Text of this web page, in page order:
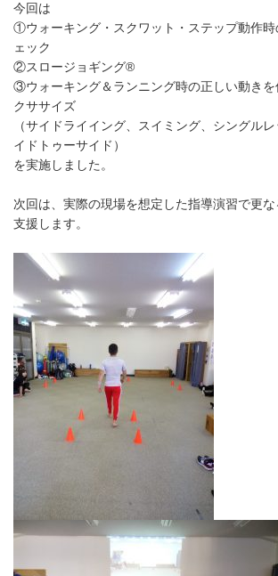
今回は
①ウォーキング・スクワット・ステップ動作時
ェック
②スロージョギング®
③ウォーキング＆ランニング時の正しい動きを
クササイズ
（サイドライイング、スイミング、シングル
イドトゥーサイド）
を実施しました。
次回は、実際の現場を想定した指導演習で更
支援します。